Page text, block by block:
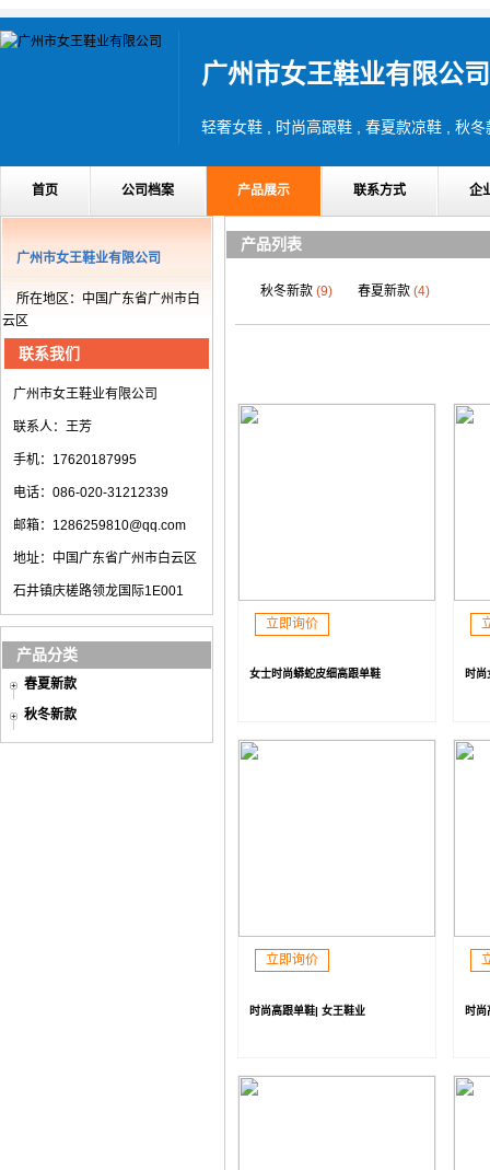
广州市女王鞋业有限公司
轻奢女鞋 , 时尚高跟鞋 , 春夏款凉鞋 , 秋
首页 公司档案 产品展示 联系方式 企
广州市女王鞋业有限公司
所在地区：中国广东省广州市白
云区
联系我们
广州市女王鞋业有限公司
联系人：王芳
手机：17620187995
电话：086-020-31212339
邮箱：1286259810@qq.com
地址：中国广东省广州市白云区
石井镇庆槎路领龙国际1E001
产品分类
春夏新款
秋冬新款
产品列表
秋冬新款 (9) 春夏新款 (4)
立即询价
女士时尚蟒蛇皮细高跟单鞋 时
立即询价
时尚高跟单鞋| 女王鞋业 时